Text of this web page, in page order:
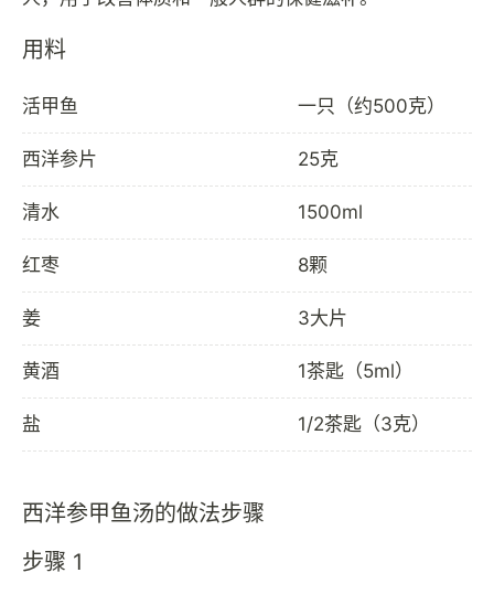
用料
活甲鱼 一只（约500克）
西洋参片 25克
清水 1500ml
红枣 8颗
姜 3大片
黄酒 1茶匙（5ml）
盐 1/2茶匙（3克）
西洋参甲鱼汤的做法步骤
步骤 1